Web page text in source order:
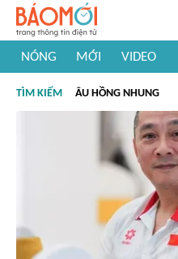
NÓNG MỚI VIDEO
#Khám phá thế giới
TÌM KIẾM ÂU HỒNG NHUNG